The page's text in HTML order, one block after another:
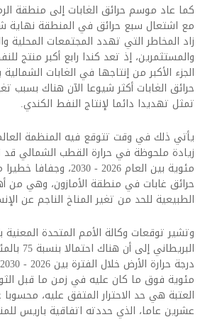
كما عاد موسم حرائق الغابات إلى منطقة
مع اشتعال سبع حرائق في المنطقة نهاية
زاد المخاطر التي تهدد المجتمعات المحلية
والمستثمرين، إذ تعد كندا رابع أكبر منتج
الجزء الأكبر من إنتاجها في الغابات الشمالية
حرائق الغابات أكثر شيوعا الآن هناك بسبب
تمثل تهديدا دائما لإنتاج النفط الكندي.
يأتي ذلك في وقت تتوقع فيه المنظمة
مئوية بين العام 2026 -
حرائق غابات في منطقة الأمازون، وهي من
الطبيعية للحد من تغير المناخ الناجم عن
وتشير توقعات وكالة الأمم المتحدة المعنية
مئوية فوق ما كان عليه في زمن ما قبل
العتبة هي حد الاحترار المتفق عليه،
عشرين عاما، الذي حددته اتفاقية باريس للمناخ